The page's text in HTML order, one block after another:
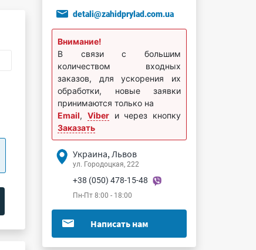
detali@zahidprylad.com.ua
Внимание!
В связи с большим
количеством входных
заказов, для ускорения их
обработки, новые заявки
принимаются только на
Email, Viberи через кнопку
Заказать
Украина, Львов
ул. Городоцкая, 222
+38 (050) 478-15-48
Пн-Пт 8:00 - 18:00
Написать нам